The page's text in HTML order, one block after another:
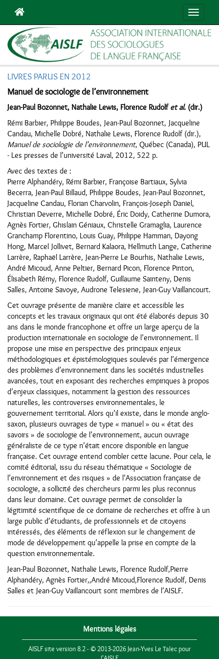
LIVRES PARUS EN 2012
Manuel de sociologie de l’environnement
Jean-Paul Bozonnet, Nathalie Lewis, Florence Rudolf et al. (dir.)
Rémi Barbier, Philippe Boudes, Jean-Paul Bozonnet, Jacqueline
Candau, Michelle Dobré, Nathalie Lewis, Florence Rudolf (dir.),
Manuel de sociologie de l’environnement, Québec (Canada), PUL
- Les presses de l’université Laval, 2012, 522 p.
Avec des textes de :
Pierre Alphandéry, Rémi Barbier, Françoise Bartiaux, Sylvia
Becerra, Jean-Paul Billaud, Philippe Boudes, Jean-Paul Bozonnet,
Jacqueline Candau, Florian Charvolin, François-Joseph Daniel,
Christian Deverre, Michelle Dobré, Éric Doidy, Catherine Dumora,
Agnès Fortier, Ghislain Géniaux, Christelle Gramaglia, Laurence
Granchamp Florentino, Louis Guay, Philippe Hamman, Dayong
Hong, Marcel Jollivet, Bernard Kalaora, Hellmuth Lange, Catherine
Larrère, Raphaël Larrère, Jean-Pierre Le Bourhis, Nathalie Lewis,
André Micoud, Anne Peltier, Bernard Picon, Florence Pinton,
Élisabeth Rémy, Florence Rudolf, Guillaume Sainteny, Denis
Salles, Antoine Savoye, Audrone Telesiene, Jean-Guy Vaillancourt.
Cet ouvrage présente de manière claire et accessible les
concepts et les travaux originaux qui ont été élaborés depuis 30
ans dans le monde francophone et offre un large aperçu de la
production internationale en sociologie de l’environnement. Il
propose une mise en perspective des principaux enjeux
méthodologiques et épistémologiques soulevés par l’émergence
des problèmes d’environnement dans les sociétés industrielles
avancées, tout en exposant des recherches empiriques à propos
d’enjeux classiques, notamment la gestion des ressources
naturelles, les controverses environnementales, le
gouvernement territorial. Alors qu’il existe, dans le monde anglo-
saxon, plusieurs ouvrages de type « manuel » ou « état des
savoirs » de sociologie de l’environnement, aucun ouvrage
généraliste de ce type n’était encore disponible en langue
française. Cet ouvrage entend combler cette lacune. Pour cela, le
comité éditorial, issu du réseau thématique « Sociologie de
l’environnement et des risques » de l’Association française de
sociologie, a sollicité des chercheurs parmi les plus reconnus
dans leur domaine. Cet ouvrage permet de consolider la
légitimité scientifique de ce domaine de ­recherches et offre à un
large public d’étudiants, de professionnels et de citoyens
intéressés, des éléments de réflexion sur le changement de
mode de développement qu’appelle la prise en compte de la
question environnementale.
Jean-Paul Bozonnet, Nathalie Lewis, Florence Rudolf,Pierre
Alphandéry, Agnès Fortier,,André Micoud,Florence Rudolf, Denis
Salles et Jean-Guy Vaillancourt sont membres de l’AISLF.
Mentions légales
AISLF site version 8.2 - © 2013-2026 Jean-Yves Le Talec pour